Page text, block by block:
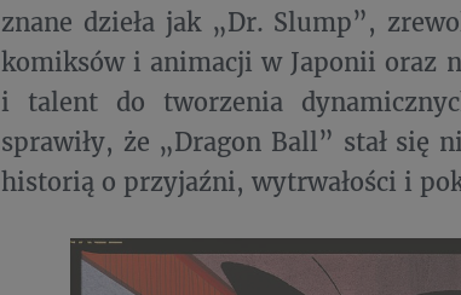
znane dzieła jak „Dr. Slump”,
komiksów i animacji w Japonii oraz
i talent do tworzenia
sprawiły, że „Dragon Ball” stał się
historią o przyjaźni, wytrwałości i